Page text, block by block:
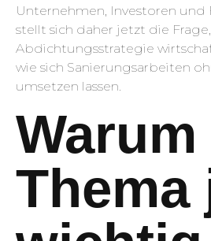
Unternehmen, Investoren und
stellt sich daher jetzt die
Abdichtungsstrategie
wie sich Sanierungsarbeiten
umsetzen lassen.
Thema